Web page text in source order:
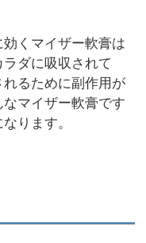
くマイザー軟膏は
ダに吸収されて
るために副作用が
マイザー軟膏です
ります。